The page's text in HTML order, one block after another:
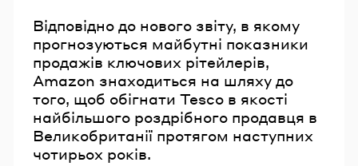
Відповідно до нового звіту, в якому
прогнозуються майбутні показники
продажів ключових рітейлерів,
Amazon знаходиться на шляху до
того, щоб обігнати Tesco в якості
найбільшого роздрібного продавця в
Великобританії протягом наступних
чотирьох років.